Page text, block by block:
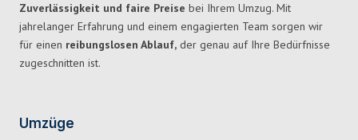
Zuverlässigkeit und faire Preise bei Ihrem Umzug. Mit
jahrelanger Erfahrung und einem engagierten Team sorgen wir
für einen reibungslosen Ablauf, der genau auf Ihre Bedürfnisse
zugeschnitten ist.
Umzüge